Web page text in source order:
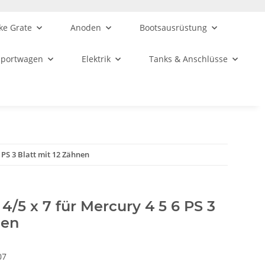
Grate Anoden Bootsausrüstung
Elektrik Tanks & Anschlüsse
3 Blatt mit 12 Zähnen
5 x 7 für Mercury 4 5 6 PS 3